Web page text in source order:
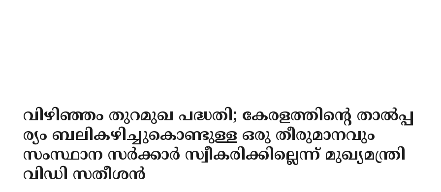
വിഴിഞ്ഞം തുറമുഖ പദ്ധതി; കേരളത്തിന്റെ താല്‍പ്പ
ര്യം ബലികഴിച്ചുകൊണ്ടുള്ള ഒരു തീരുമാനവും
സംസ്ഥാന സര്‍ക്കാര്‍ സ്വീകരിക്കില്ലെന്ന് മുഖ്യമന്ത്രി
വിഡി സതീശന്‍